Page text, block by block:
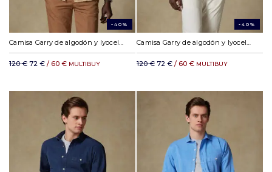
-40%
Camisa Garry de algodón y lyocell habano
120 € 72 € / 60 € MULTIBUY
-40%
Camisa Garry de algodón y lyocell blanco roto
120 € 72 € / 60 € MULTIBUY